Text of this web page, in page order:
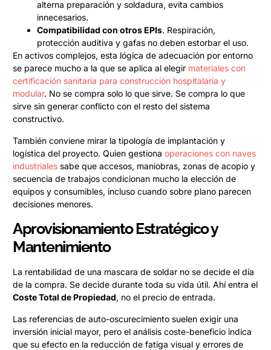
alterna preparación y soldadura, evita cambios
innecesarios.
Compatibilidad con otros EPIs. Respiración,
protección auditiva y gafas no deben estorbar el uso.
En activos complejos, esta lógica de adecuación por entorno
se parece mucho a la que se aplica al elegir materiales con
certificación sanitaria para construcción hospitalaria y
modular. No se compra solo lo que sirve. Se compra lo que
sirve sin generar conflicto con el resto del sistema
constructivo.
También conviene mirar la tipología de implantación y
logística del proyecto. Quien gestiona operaciones con naves
industriales sabe que accesos, maniobras, zonas de acopio y
secuencia de trabajos condicionan mucho la elección de
equipos y consumibles, incluso cuando sobre plano parecen
decisiones menores.
Aprovisionamiento Estratégico y
Mantenimiento
La rentabilidad de una mascara de soldar no se decide el día
de la compra. Se decide durante toda su vida útil. Ahí entra el
Coste Total de Propiedad, no el precio de entrada.
Las referencias de auto-oscurecimiento suelen exigir una
inversión inicial mayor, pero el análisis coste-beneficio indica
que su efecto en la reducción de fatiga visual y errores de